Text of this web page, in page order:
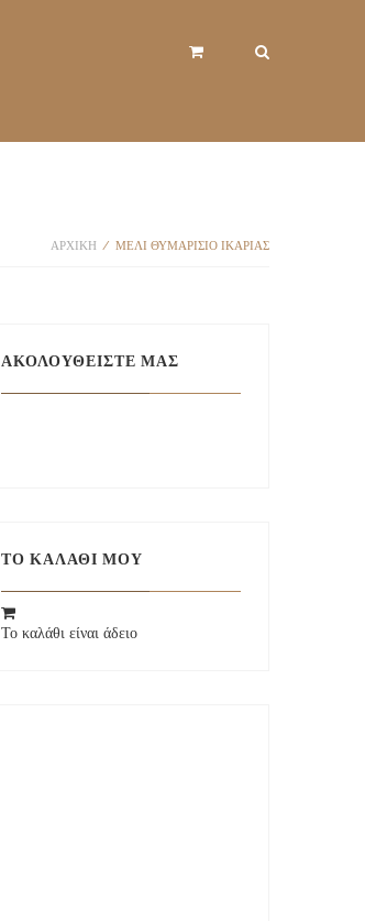
ΑΡΧΙΚΉ / ΜΈΛΙ ΘΥΜΑΡΙΣΙΟ ΙΚΑΡΊΑΣ
ΑΚΟΛΟΥΘΕΊΣΤΕ ΜΑΣ
ΤΟ ΚΑΛΆΘΙ ΜΟΥ
Το καλάθι είναι άδειο